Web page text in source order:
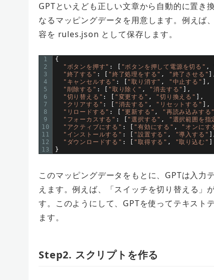
GPTといえども正しい文章から自動的に置き
なるマッピングデータを用意します。 例えば
容を rules.json として保存します。
1
2
3
4
5
6
7
8
9
10
11
12
13
{
"ボタンを押す" : "ボタンを押して電源を切る" ,
"終了する" : "終了処理をする" , "終了させる"
"キャンセルする" : "取り消す" , "中止する"
,
"削除する" : "取り除く" , "消去する"
,
"切り替える" : "変更する" , "切り換える"
,
"クリアする" : "消去する" , "リセットする"
,
"リロードする" : "更新する" , "再読み込みする"
"フォーカスする" : "選択する" , "選択範囲を指
"アクティブにする" : "有効にする" , "オンにす
"インストールする" : "設置する" , "導入する"
"ダウンロードする" : "取得する" , "取り込む"
}
このマッピングデータをもとに、GPTは入力
えます。例えば、「スイッチを切り替える」
す。このようにして、GPTを使ってテキスト
ます。
Step2. スクリプトを作る